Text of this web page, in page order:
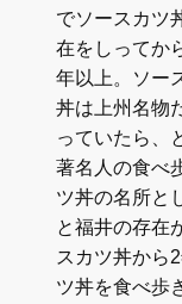
でソースカツ
在をしってか
年以上。ソー
丼は上州名物
っていたら、
著名人の食べ
ツ丼の名所と
と福井の存在
スカツ丼から
ツ丼を食べ歩